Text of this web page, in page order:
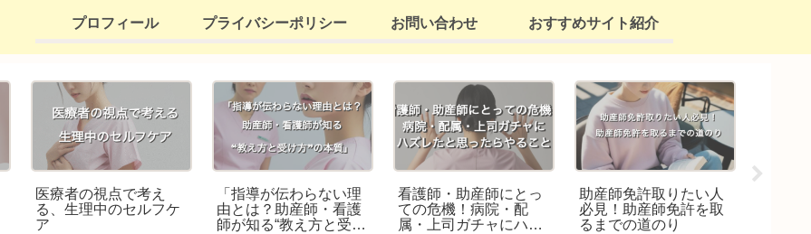
プロフィール プライバシーポリシー お問い合わせ おすすめサイト紹介
医療者の視点で考え
る、生理中のセルフケ
ア
「指導が伝わらない理
由とは？助産師・看護
師が知る“教え方と受け
看護師・助産師にとっ
ての危機！病院・配
属・上司ガチャにハズ
助産師免許取りたい人
必見！助産師免許を取
るまでの道のり